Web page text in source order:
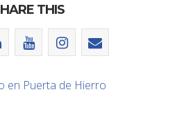
THIS
en Puerta de Hierro